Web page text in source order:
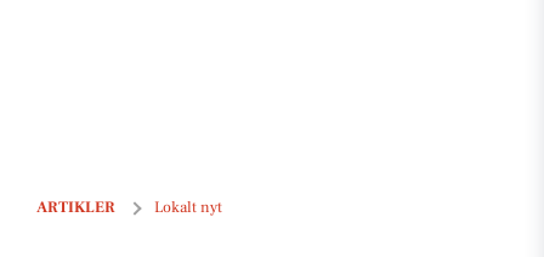
ARTIKLER Lokalt nyt
Aalborg Kommune indgår partnerskab for at forbedre unges trivsel